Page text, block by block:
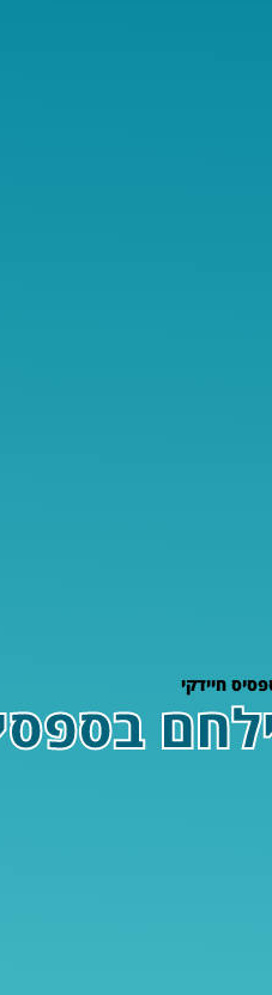
חיידקי